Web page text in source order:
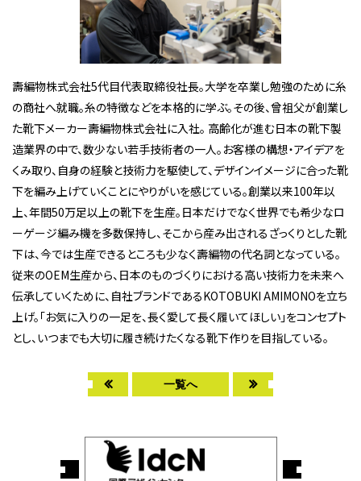
壽編物株式会社5代目代表取締役社長。大学を卒業し勉強のために糸
の商社へ就職。糸の特徴などを本格的に学ぶ。その後、曾祖父が創業し
た靴下メーカー壽編物株式会社に入社。 高齢化が進む日本の靴下製
造業界の中で、数少ない若手技術者の一人。お客様の構想・アイデアを
くみ取り、自身の経験と技術力を駆使して、デザインイメージに合った靴
下を編み上げていくことにやりがいを感じている。創業以来100年以
上、年間50万足以上の靴下を生産。日本だけでなく世界でも希少なロ
ーゲージ編み機を多数保持し、そこから産み出されるざっくりとした靴
下は、今では生産できるところも少なく壽編物の代名詞となっている。
従来のOEM生産から、日本のものづくりにおける高い技術力を未来へ
伝承していくために、自社ブランドであるKOTOBUKI AMIMONOを立ち
上げ。「お気に入りの一足を、長く愛して長く履いてほしい」をコンセプト
とし、いつまでも大切に履き続けたくなる靴下作りを目指している。
一覧へ